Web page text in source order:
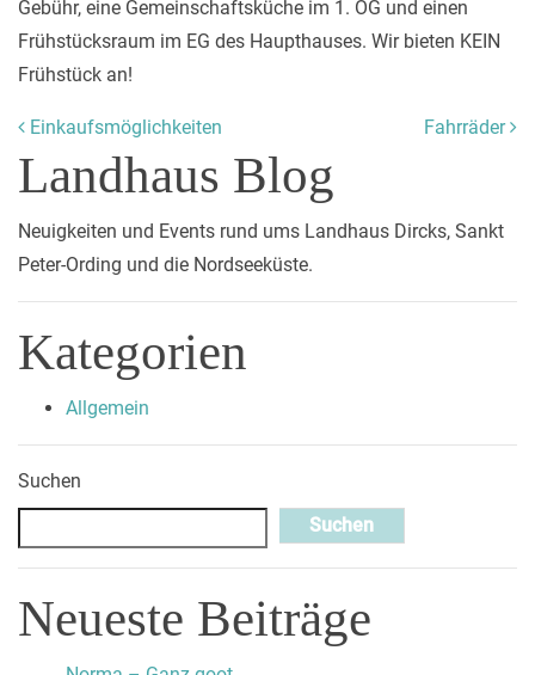
Gebühr, eine Gemeinschaftsküche im 1. OG und einen
Frühstücksraum im EG des Haupthauses. Wir bieten KEIN
Frühstück an!
Beitrags-Navigation
Einkaufsmöglichkeiten Fahrräder
Landhaus Blog
Neuigkeiten und Events rund ums Landhaus Dircks, Sankt
Peter-Ording und die Nordseeküste.
Kategorien
Allgemein
Suchen
Suchen
Neueste Beiträge